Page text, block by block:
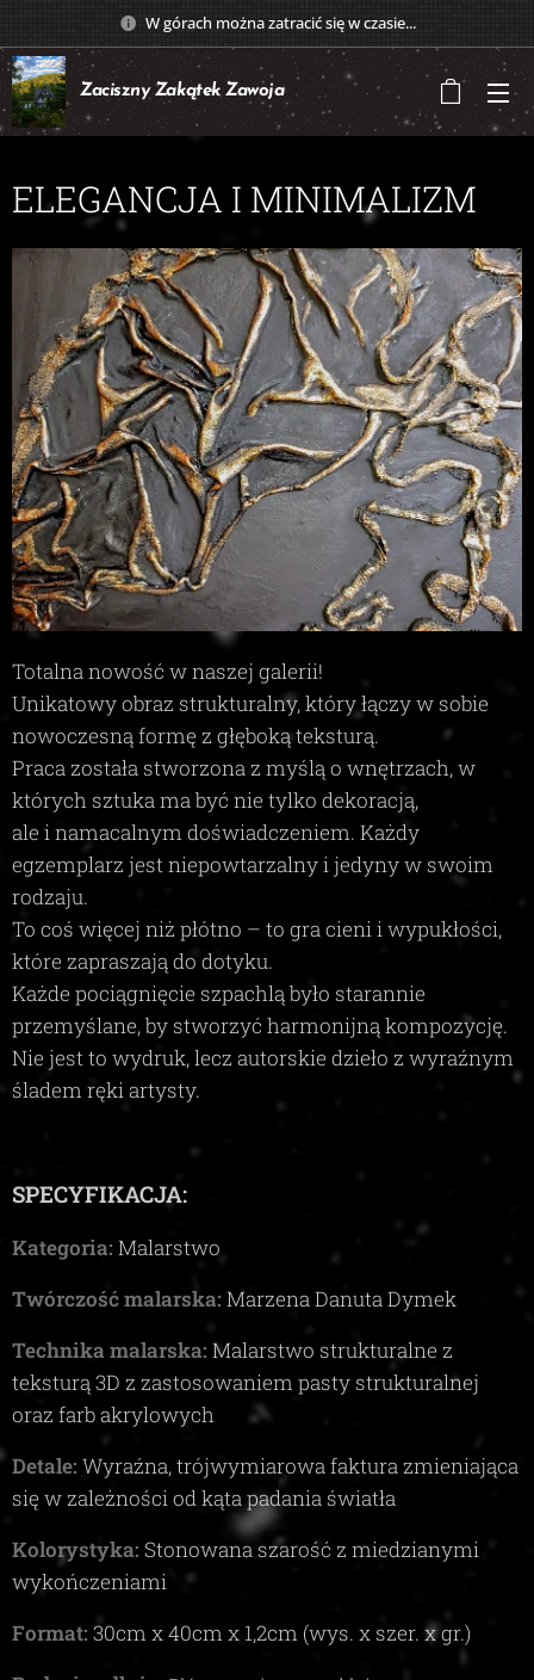
W górach można zatracić się w czasie...
Zaciszny Zakątek Zawoja
ELEGANCJA I MINIMALIZM
Totalna nowość w naszej galerii!
Unikatowy obraz strukturalny, który łączy w sobie
nowoczesną formę z głęboką teksturą.
Praca została stworzona z myślą o wnętrzach, w
których sztuka ma być nie tylko dekoracją,
ale i namacalnym doświadczeniem. Każdy
egzemplarz jest niepowtarzalny i jedyny w swoim
rodzaju.
To coś więcej niż płótno – to gra cieni i wypukłości,
które zapraszają do dotyku.
Każde pociągnięcie szpachlą było starannie
przemyślane, by stworzyć harmonijną kompozycję.
Nie jest to wydruk, lecz autorskie dzieło z wyraźnym
śladem ręki artysty.
SPECYFIKACJA:
Kategoria: Malarstwo
Twórczość malarska: Marzena Danuta Dymek
Technika malarska: Malarstwo strukturalne z
teksturą 3D z zastosowaniem pasty strukturalnej
oraz farb akrylowych
Detale: Wyraźna, trójwymiarowa faktura zmieniająca
się w zależności od kąta padania światła
Kolorystyka: Stonowana szarość z miedzianymi
wykończeniami
Format: 30cm x40cm x1,2cm (wys. x szer. x gr.)